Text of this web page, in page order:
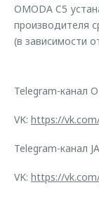
OMODA C5
производителя
(в зависимости
Telegram-канал
VK: https://
Telegram-канал
VK: https://